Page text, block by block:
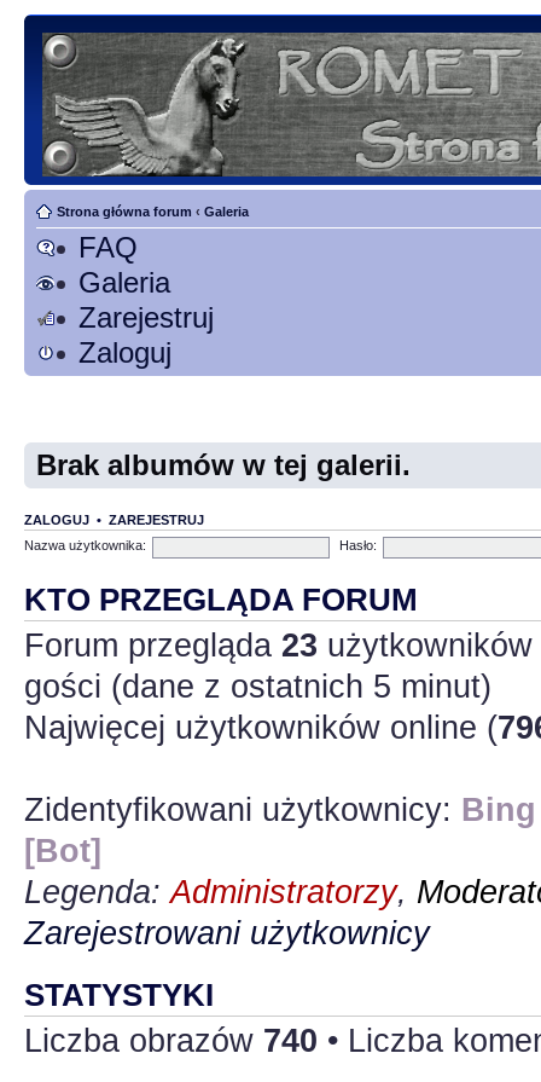
Strona główna forum ‹ Galeria
FAQ
Galeria
Zarejestruj
Zaloguj
Brak albumów w tej galerii.
ZALOGUJ • ZAREJESTRUJ
Nazwa użytkownika:
Hasło:
KTO PRZEGLĄDA FORUM
Forum przegląda 23
gości (dane z ostatnich 5 minut)
Najwięcej użytkowników online (
Zidentyfikowani użytkownicy:
[Bot]
Legenda:Administratorzy,
Zarejestrowani użytkownicy
STATYSTYKI
Liczba obrazów 740 • Liczba